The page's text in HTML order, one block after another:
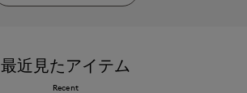
最近見たアイテム
Recent